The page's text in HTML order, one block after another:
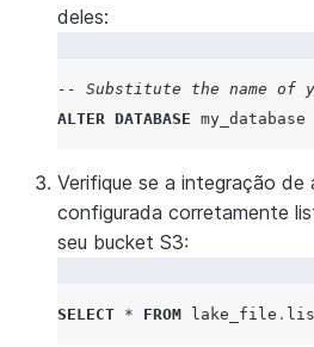
deles:
-- Substitute the name of
ALTER DATABASE my_database
Verifique se a integração de
configurada corretamente
seu bucket S3:
SELECT * FROM lake_file .